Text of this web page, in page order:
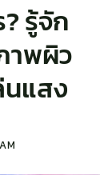
รู้จัก
พผิว
นแสง